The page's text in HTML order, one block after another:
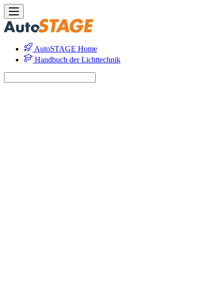
AutoSTAGE Home
Handbuch der Lichttechnik